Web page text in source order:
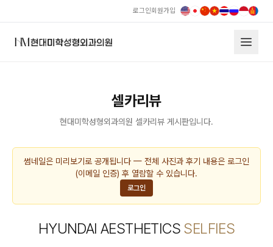
로그인회원가입
셀카리뷰
현대미학성형외과의원 셀카리뷰 게시판입니다.
썸네일은 미리보기로 공개됩니다 — 전체 사진과 후기 내용은 로그인
(이메일 인증) 후 열람할 수 있습니다.
로그인
HYUNDAI AESTHETICS SELFIES